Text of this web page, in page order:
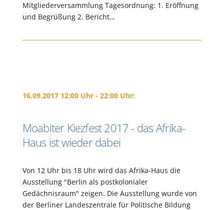
Mitgliederversammlung Tagesordnung: 1. Eröffnung
und Begrüßung 2. Bericht…
16.09.2017 12:00 Uhr - 22:00 Uhr:
Moabiter Kiezfest 2017 - das Afrika-
Haus ist wieder dabei
Von 12 Uhr bis 18 Uhr wird das Afrika-Haus die
Ausstellung "Berlin als postkolonialer
Gedächnisraum" zeigen. Die Ausstellung wurde von
der Berliner Landeszentrale für Politische Bildung